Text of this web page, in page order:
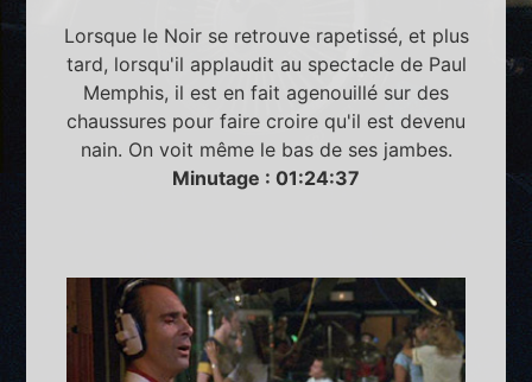
Lorsque le Noir se retrouve rapetissé, et plus
tard, lorsqu'il applaudit au spectacle de Paul
Memphis, il est en fait agenouillé sur des
chaussures pour faire croire qu'il est devenu
nain. On voit même le bas de ses jambes.
Minutage : 01:24:37